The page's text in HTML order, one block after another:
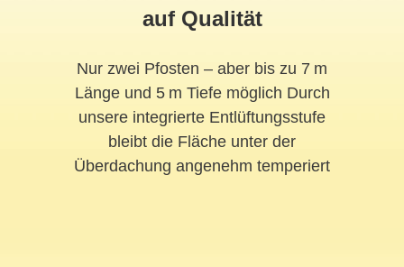
auf Qualität
Nur zwei Pfosten – aber bis zu 7 m
Länge und 5 m Tiefe möglich Durch
unsere integrierte Entlüftungsstufe
bleibt die Fläche unter der
Überdachung angenehm temperiert